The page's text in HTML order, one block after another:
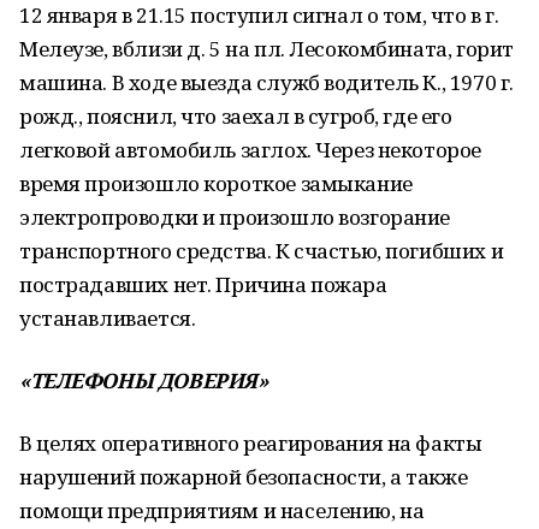
12 января в 21.15 поступил сигнал о том, что в г.
Мелеузе, вблизи д. 5 на пл. Лесокомбината, горит
машина. В ходе выезда служб водитель К., 1970 г.
рожд., пояснил, что заехал в сугроб, где его
легковой автомобиль заглох. Через некоторое
время произошло короткое замыкание
электропроводки и произошло возгорание
транспортного средства. К счастью, погибших и
пострадавших нет. Причина пожара
устанавливается.
«ТЕЛЕФОНЫ ДОВЕРИЯ»
В целях оперативного реагирования на факты
нарушений пожарной безопасности, а также
помощи предприятиям и населению, на